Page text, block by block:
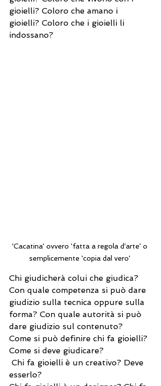
gioielli? Coloro che amano i
gioielli? Coloro che i gioielli li
indossano?
'Cacatina' ovvero 'fatta a regola d'arte' o
semplicemente 'copia dal vero'
Chi giudicherà colui che giudica?
Con quale competenza si può dare
giudizio sulla tecnica oppure sulla
forma? Con quale autorità si può
dare giudizio sul contenuto?
Come si può definire chi fa gioielli?
Come si deve giudicare?
esserlo?